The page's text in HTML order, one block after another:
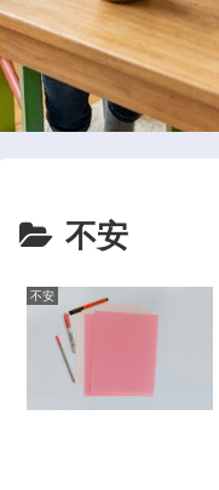
不安
不安